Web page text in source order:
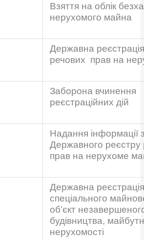
Взяття на облік
нерухомого майна
Державна
речових прав на
Заборона вчинення
реєстраційних дій
Надання інформації
Державного реєстру
прав на нерухоме
Державна реєстрація
спеціального
об’єкт
будівництва,
нерухомості